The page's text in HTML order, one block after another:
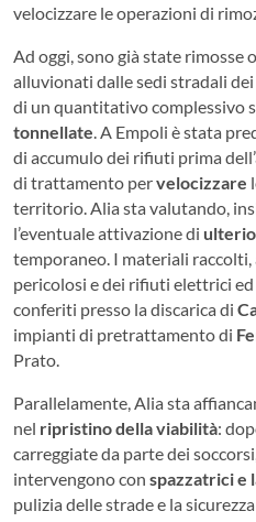
velocizzare le operazioni di
Ad oggi, sono già state rimosse
alluvionati dalle sedi stradali
di un quantitativo complessivo
tonnellate. A Empoli è stata
di accumulo dei rifiuti prima
di trattamento pervelocizzare
territorio. Alia sta valutando,
l’eventuale attivazione di
temporaneo. I materiali
pericolosi e dei rifiuti elettrici
conferiti presso la discarica di
impianti di pretrattamento di
Prato.
Parallelamente, Alia sta
nel ripristino della viabilità:
carreggiate da parte dei
intervengono con spazzatrici e
pulizia delle strade e la